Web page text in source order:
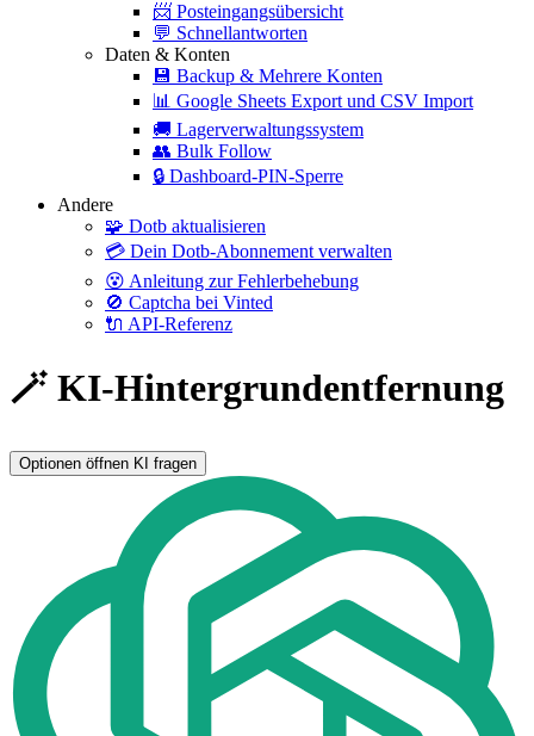
📨 Posteingangsübersicht
💬 Schnellantworten
Daten & Konten
💾 Backup & Mehrere Konten
📊 Google Sheets Export und CSV Import
🚚 Lagerverwaltungssystem
👥 Bulk Follow
🔒 Dashboard-PIN-Sperre
Andere
🧩 Dotb aktualisieren
💳 Dein Dotb-Abonnement verwalten
😵 Anleitung zur Fehlerbehebung
🚫 Captcha bei Vinted
🔌 API-Referenz
🪄 KI-Hintergrundentfernung
Optionen öffnen KI fragen